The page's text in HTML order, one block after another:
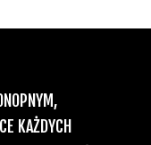
–
kolejne